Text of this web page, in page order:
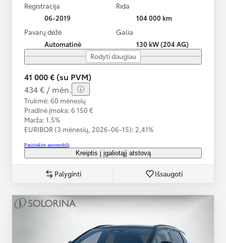
Registracija
06-2019
Rida
104 000 km
Pavarų dėžė
Automatinė
Galia
130 kW (204 AG)
Rodyti daugiau
41 000 € (su PVM)
434 € / mėn.
Trukmė: 60 mėnesių
Pradinė įmoka: 6 150 €
Marža: 1.5%
EURIBOR (3 mėnesių, 2026-06-15): 2,41%
Pasirinkite automobilį
Kreiptis į įgaliotąjį atstovą
Palyginti Išsaugoti